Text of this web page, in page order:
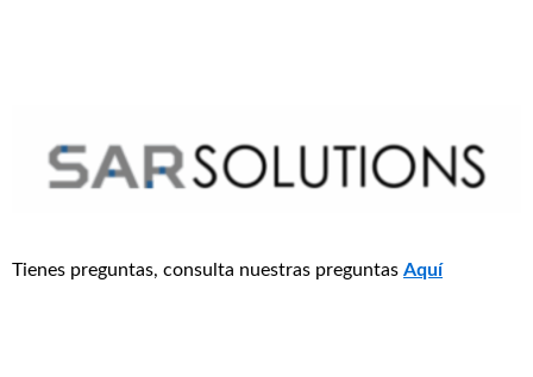
Tienes preguntas, consulta nuestras preguntas Aquí